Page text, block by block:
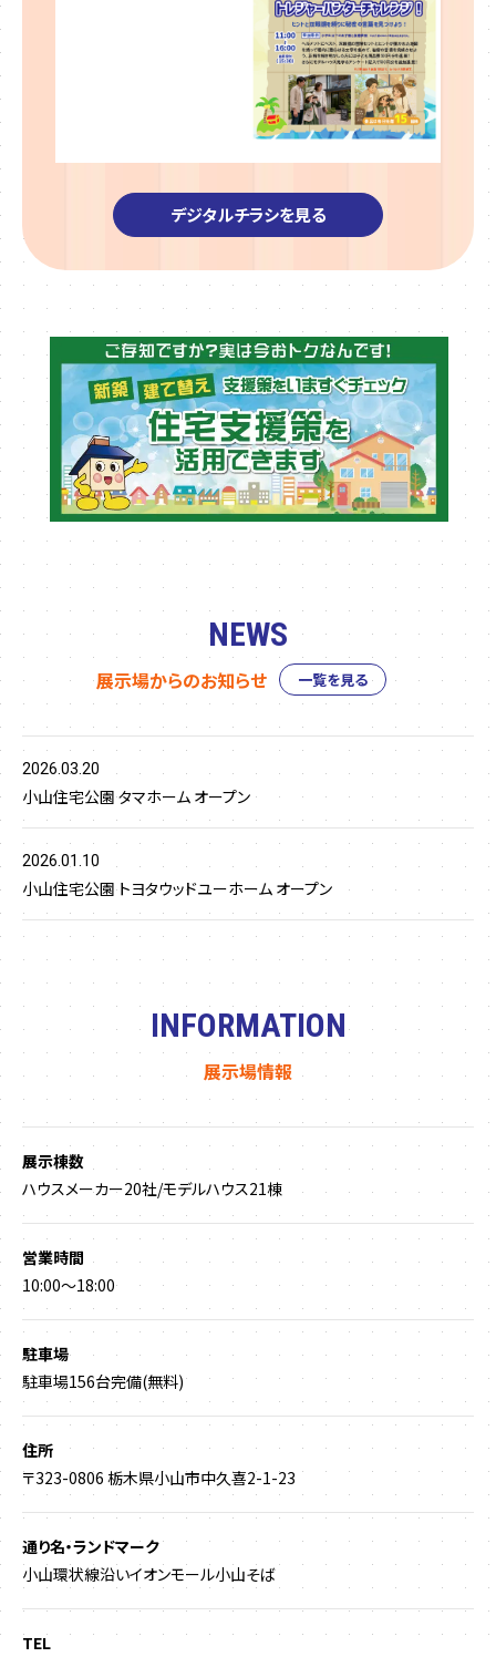
デジタルチラシを見る
NEWS
展示場からのお知らせ
2026.03.20
小山住宅公園 タマホーム オープン
2026.01.10
小山住宅公園 トヨタウッドユーホーム オープン
一覧を見る
INFORMATION
展示場情報
展示棟数
ハウスメーカー20社/モデルハウス21棟
営業時間
10:00～18:00
駐車場
駐車場156台完備(無料)
住所
〒323-0806 栃木県小山市中久喜2-1-23
通り名・ランドマーク
小山環状線沿いイオンモール小山そば
TEL